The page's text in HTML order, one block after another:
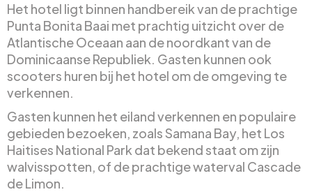
Het hotel ligt binnen handbereik van de prachtige
Punta Bonita Baai met prachtig uitzicht over de
Atlantische Oceaan aan de noordkant van de
Dominicaanse Republiek. Gasten kunnen ook
scooters huren bij het hotel om de omgeving te
verkennen.
Gasten kunnen het eiland verkennen en populaire
gebieden bezoeken, zoals Samana Bay, het Los
Haitises National Park dat bekend staat om zijn
walvisspotten, of de prachtige waterval Cascade
de Limon.